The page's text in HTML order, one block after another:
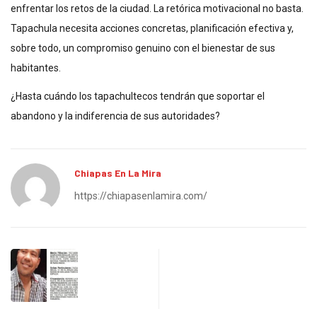
enfrentar los retos de la ciudad. La retórica motivacional no basta.
Tapachula necesita acciones concretas, planificación efectiva y,
sobre todo, un compromiso genuino con el bienestar de sus
habitantes.
¿Hasta cuándo los tapachultecos tendrán que soportar el
abandono y la indiferencia de sus autoridades?
Chiapas En La Mira
https://chiapasenlamira.com/